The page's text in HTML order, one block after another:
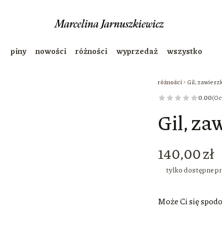
piny nowości różności wyprzedaż wszystko
różności
Gil,
0.00
Gil,
Cena
140,00 zł
tylko dostępne
Może Ci się